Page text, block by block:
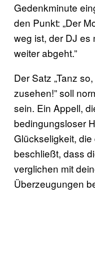
Gedenkminute
den Punkt: „Der
weg ist, der DJ es
weiter abgeht.”
Der Satz „Tanz
zusehen!” soll
sein. Ein Appell,
bedingungsloser
Glückseligkeit,
beschließt, dass
verglichen mit
Überzeugungen